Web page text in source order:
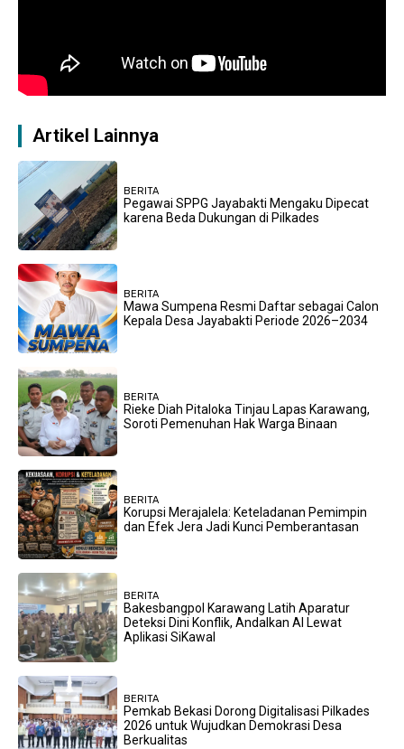
Artikel Lainnya
BERITA
Pegawai SPPG Jayabakti Mengaku Dipecat
karena Beda Dukungan di Pilkades
BERITA
Mawa Sumpena Resmi Daftar sebagai Calon
Kepala Desa Jayabakti Periode 2026–2034
BERITA
Rieke Diah Pitaloka Tinjau Lapas Karawang,
Soroti Pemenuhan Hak Warga Binaan
BERITA
Korupsi Merajalela: Keteladanan Pemimpin
dan Efek Jera Jadi Kunci Pemberantasan
BERITA
Bakesbangpol Karawang Latih Aparatur
Deteksi Dini Konflik, Andalkan AI Lewat
Aplikasi SiKawal
BERITA
Pemkab Bekasi Dorong Digitalisasi Pilkades
2026 untuk Wujudkan Demokrasi Desa
Berkualitas